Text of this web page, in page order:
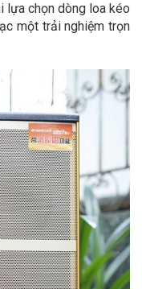
lựa chọn dòng loa kéo
một trải nghiệm trọn